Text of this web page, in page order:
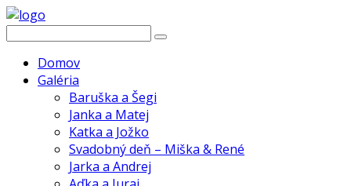
Domov
Galéria
Baruška a Šegi
Janka a Matej
Katka a Jožko
Svadobný deň – Miška & René
Jarka a Andrej